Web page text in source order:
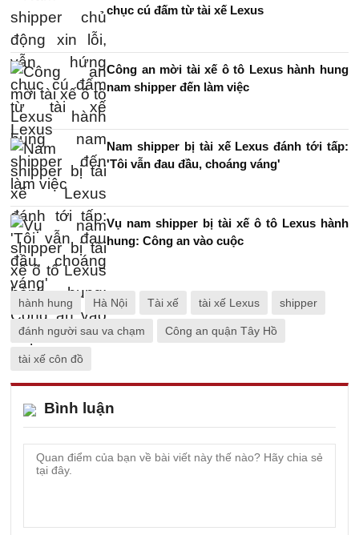
chục cú đấm từ tài xế Lexus
Công an mời tài xế ô tô Lexus hành hung
nam shipper đến làm việc
Nam shipper bị tài xế Lexus đánh tới tấp:
'Tôi vẫn đau đầu, choáng váng'
Vụ nam shipper bị tài xế ô tô Lexus hành
hung: Công an vào cuộc
hành hung Hà Nội Tài xế tài xế Lexus shipper
đánh người sau va chạm Công an quận Tây Hồ
tài xế côn đồ
Bình luận